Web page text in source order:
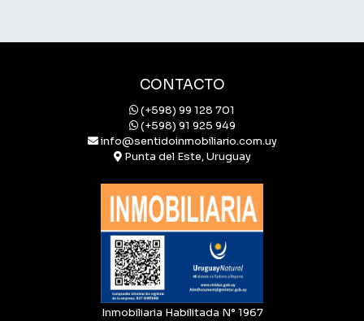
CONTACTO
(+598) 99 128 701
(+598) 91 925 949
info@sentidoinmobiliario.com.uy
Punta del Este, Uruguay
Inmobiliaria Habilitada N° 1967